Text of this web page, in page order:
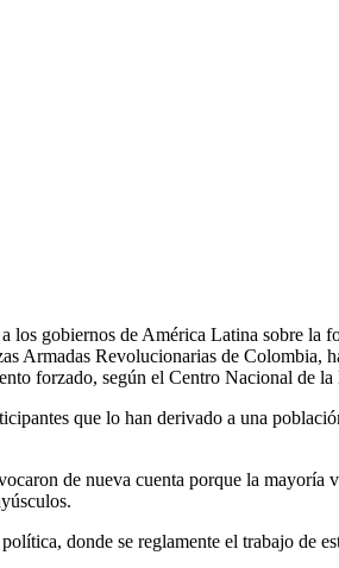
gobiernos de América Latina sobre la
Armadas Revolucionarias de Colombia,
forzado, según el Centro Nacional de
que lo han derivado a una
de nueva cuenta porque la mayoría
donde se reglamente el trabajo de